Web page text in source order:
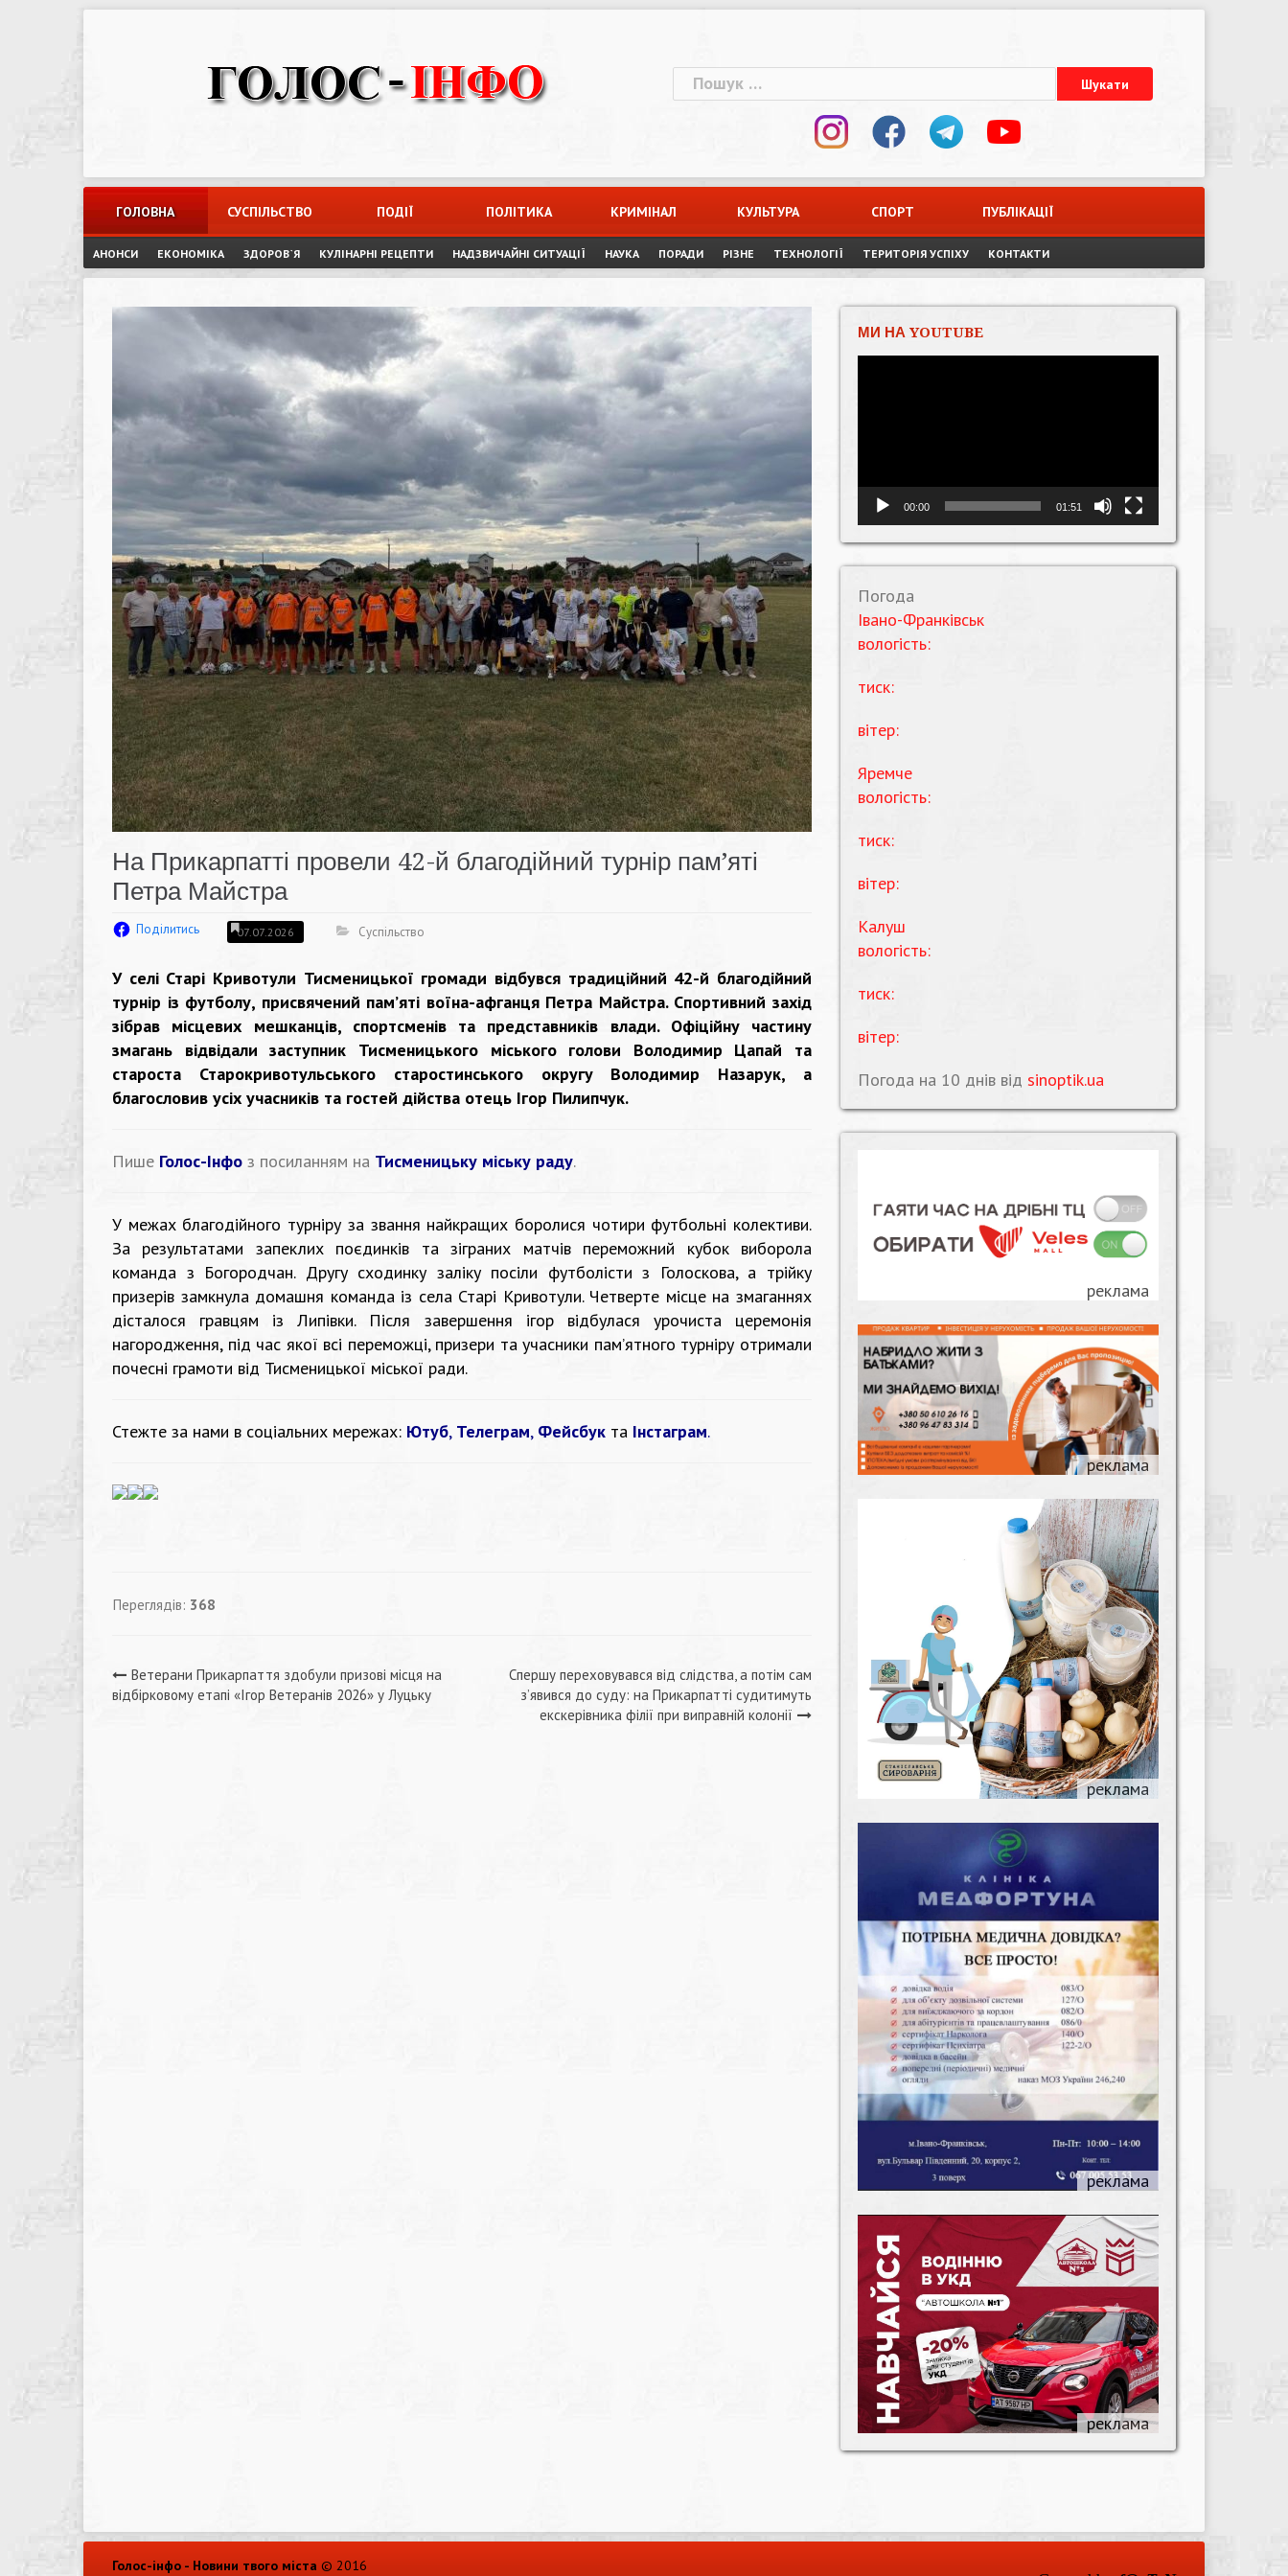
Пошук:
ГОЛОВНА СУСПІЛЬСТВО ПОДІЇ ПОЛІТИКА КРИМІНАЛ КУЛЬТУРА СПОРТ ПУБЛІКАЦІЇ
АНОНСИ ЕКОНОМІКА ЗДОРОВ`Я КУЛІНАРНІ РЕЦЕПТИ НАДЗВИЧАЙНІ СИТУАЦІЇ НАУКА ПОРАДИ РІЗНЕ ТЕХНОЛОГІЇ ТЕРИТОРІЯ УСПІХУ КОНТАКТИ
На Прикарпатті провели 42-й благодійний турнір пам’яті
Петра Майстра
Поділитись 07.07.2026 Суспільство
У селі Старі Кривотули Тисменицької громади відбувся традиційний 42-й благодійний
турнір із футболу, присвячений пам’яті воїна-афганця Петра Майстра. Спортивний захід
зібрав місцевих мешканців, спортсменів та представників влади. Офіційну частину
змагань відвідали заступник Тисменицького міського голови Володимир Цапай та
староста Старокривотульського старостинського округу Володимир Назарук, а
благословив усіх учасників та гостей дійства отець Ігор Пилипчук.
Пише Голос-Інфо з посиланням на Тисменицьку міську раду.
У межах благодійного турніру за звання найкращих боролися чотири футбольні колективи.
За результатами запеклих поєдинків та зіграних матчів переможний кубок виборола
команда з Богородчан. Другу сходинку заліку посіли футболісти з Голоскова, а трійку
призерів замкнула домашня команда із села Старі Кривотули. Четверте місце на змаганнях
дісталося гравцям із Липівки. Після завершення ігор відбулася урочиста церемонія
нагородження, під час якої всі переможці, призери та учасники пам’ятного турніру отримали
почесні грамоти від Тисменицької міської ради.
Стежте за нами в соціальних мережах: Ютуб, Телеграм, Фейсбук та Інстаграм.
Переглядів: 368
Навігація
Ветерани Прикарпаття здобули призові місця на
відбірковому етапі «Ігор Ветеранів 2026» у Луцьку
Спершу переховувався від слідства, а потім сам
з’явився до суду: на Прикарпатті судитимуть
екскерівника філії при виправній колонії
МИ НА YOUTUBE
00:00 01:51
Погода
Івано-Франківськ
вологість:
тиск:
вітер:
Яремче
вологість:
тиск:
вітер:
Калуш
вологість:
тиск:
вітер:
Погода на 10 днів від sinoptik.ua
Голос-інфо - Новини твого міста © 2016